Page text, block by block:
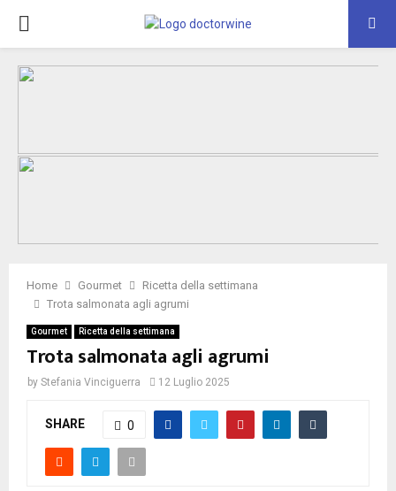
PRIMARY
MENU
Home Gourmet
Ricetta della settimana
Trota salmonata agli agrumi
Gourmet Ricetta della settimana
Trota salmonata agli agrumi
by Stefania Vinciguerra 12 Luglio 2025
SHARE 0